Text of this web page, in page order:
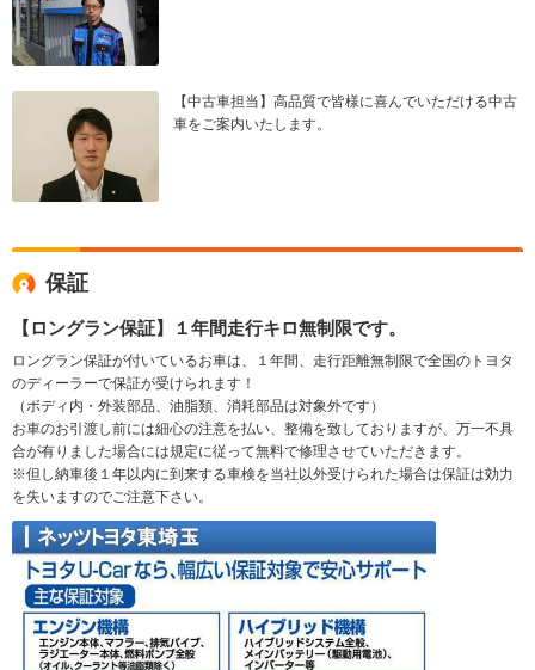
【中古車担当】高品質で皆様に喜んでいただける中古
車をご案内いたします。
保証
【ロングラン保証】１年間走行キロ無制限です。
ロングラン保証が付いているお車は、１年間、走行距離無制限で全国のトヨタ
のディーラーで保証が受けられます！
（ボディ内・外装部品、油脂類、消耗部品は対象外です）
お車のお引渡し前には細心の注意を払い、整備を致しておりますが、万一不具
合が有りました場合には規定に従って無料で修理させていただきます。
※但し納車後１年以内に到来する車検を当社以外受けられた場合は保証は効力
を失いますのでご注意下さい。